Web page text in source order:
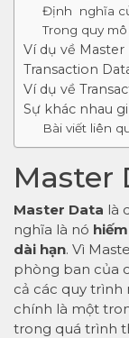
Định nghĩa
Trong quy
Ví dụ về Master
Transaction
Ví dụ về
Sự khác nhau
Bài viết liên
Master
Master Data là
nghĩa là nó
dài hạn. Vì
phòng ban của
cả các quy trình
chính là một
trong quá trình